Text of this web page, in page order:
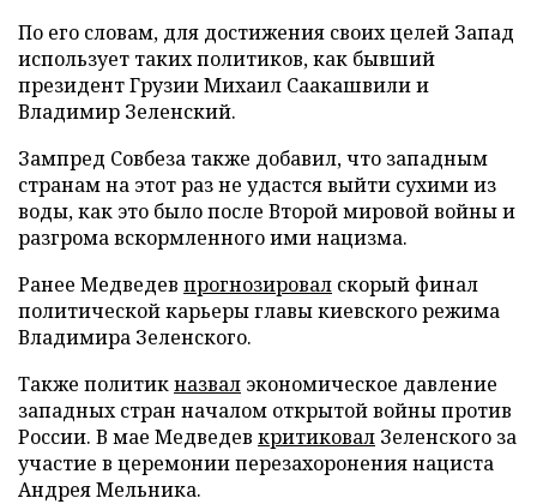
По его словам, для достижения своих целей Запад
использует таких политиков, как бывший
президент Грузии Михаил Саакашвили и
Владимир Зеленский.
Зампред Совбеза также добавил, что западным
странам на этот раз не удастся выйти сухими из
воды, как это было после Второй мировой войны и
разгрома вскормленного ими нацизма.
Ранее Медведев прогнозировал скорый финал
политической карьеры главы киевского режима
Владимира Зеленского.
Также политикназвал экономическое давление
западных стран началом открытой войны против
России. В мае Медведев критиковал Зеленского за
участие в церемонии перезахоронения нациста
Андрея Мельника.